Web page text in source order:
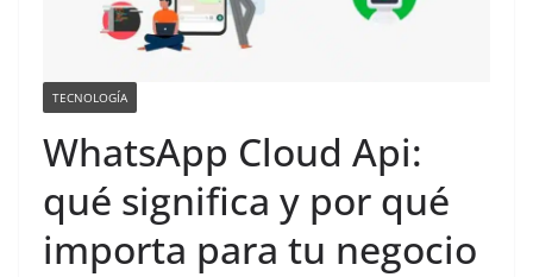
TECNOLOGÍA
WhatsApp Cloud Api:
qué significa y por qué
importa para tu negocio